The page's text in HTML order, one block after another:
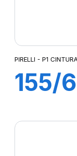
NERO
P1 CINTURATO
PIRELLI - P1
155/